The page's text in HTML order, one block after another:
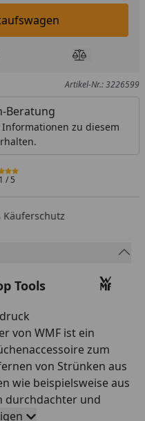
Einkaufswagen legen
hinzufügenProdukt
Artikel-Nr.: 3226599
Beratung
zu diesem
/ 5
Käuferschutz
Tools
von WMF ist ein
zum
von Strünken aus
wie beispielsweise aus
durchdachter und
dabei zuverlässig